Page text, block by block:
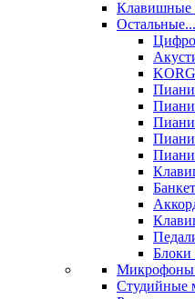
Клавишные
Остальные...
Блоки
Микрофоны
Студийные